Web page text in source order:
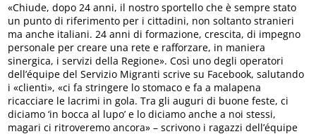
«Chiude, dopo 24 anni, il nostro sportello che è sempre stato
un punto di riferimento per i cittadini, non soltanto stranieri
ma anche italiani. 24 anni di formazione, crescita, di impegno
personale per creare una rete e rafforzare, in maniera
sinergica, i servizi della Regione». Così uno degli operatori
dell’équipe del Servizio Migranti scrive su Facebook, salutando
i «clienti», «ci fa stringere lo stomaco e fa a malapena
ricacciare le lacrimi in gola. Tra gli auguri di buone feste, ci
diciamo ‘in bocca al lupo’ e lo diciamo anche a noi stessi,
magari ci ritroveremo ancora» – scrivono i ragazzi dell’équipe